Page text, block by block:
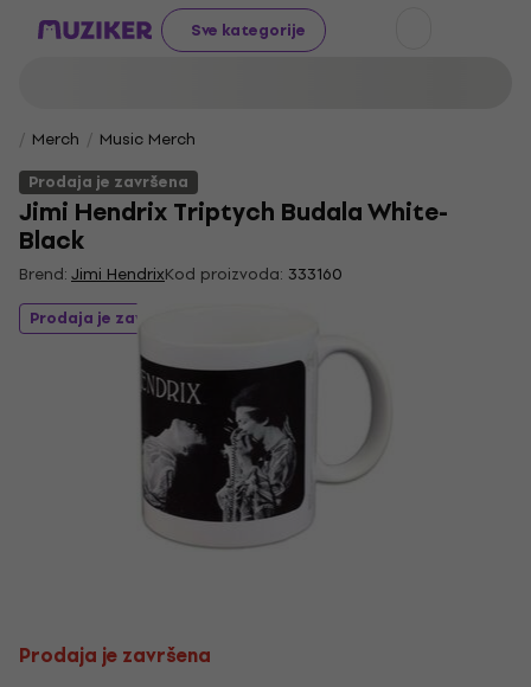
Sve kategorije
Merch
Music Merch
Prodaja je završena
Jimi Hendrix Triptych Budala White-
Black
Brend:Jimi HendrixKod proizvoda: 333160
Prodaja je završena
Prodaja je završena